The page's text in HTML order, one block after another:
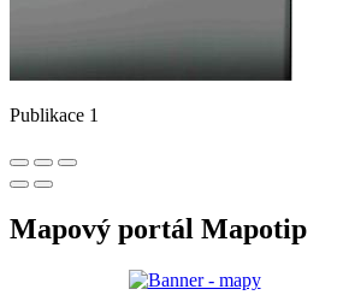
Publikace 1
Mapový portál Mapotip